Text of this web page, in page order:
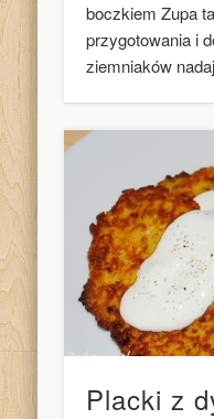
boczkiem Zupa
przygotowania i
ziemniaków
Placki z